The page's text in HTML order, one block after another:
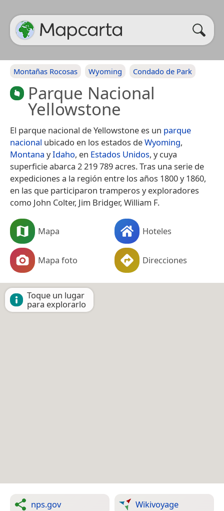
Montañas Rocosas Wyoming Condado de Park
Parque Nacional
Yellowstone
El parque nacional de Yellowstone es un parque
nacional ubicado en los estados deWyoming,
Montana yIdaho, en Estados Unidos, y cuya
superficie abarca 2 219 789 acres.​ Tras una serie de
expediciones a la región entre los años 1800 y 1860,
en las que participaron tramperos y exploradores
como John Colter, Jim Bridger, William F.
Mapa Hoteles
Mapa foto Direcciones
Toque un lugar
para explorarlo
nps.gov Wikivoyage